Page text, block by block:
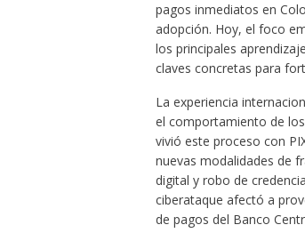
pagos inmediatos en
adopción. Hoy, el foco
los principales
claves concretas para
La experiencia
el comportamiento de
vivió este proceso con
nuevas modalidades de
digital y robo de
ciberataque afectó a
de pagos del Banco